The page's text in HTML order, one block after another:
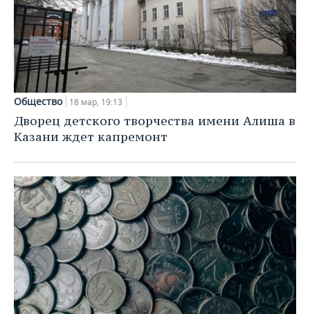
Общество 18 мар, 19:13
Дворец детского творчества имени Алиша в
Казани ждет капремонт